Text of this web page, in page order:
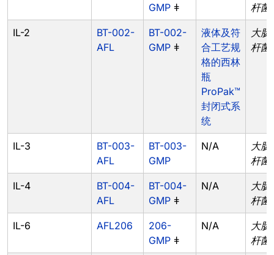
GMP ǂ
杆菌
IL-2
BT-002-
AFL
BT-002-
GMP ǂ
液体及符
合工艺规
格的西林
瓶
ProPak™
封闭式系
统
大肠
杆菌
IL-3
BT-003-
AFL
BT-003-
GMP
N/A
大肠
杆菌
IL-4
BT-004-
AFL
BT-004-
GMP ǂ
N/A
大肠
杆菌
IL-6 AFL206
206-
GMP ǂ
N/A
大肠
杆菌